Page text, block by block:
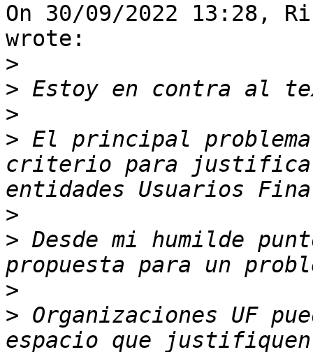
On 30/09/2022 13:28,
wrote:
>
>
>
> El principal
criterio para justificar
>
> Desde mi humilde
>
> Organizaciones UF